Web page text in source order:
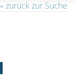
« zurück zur Suche